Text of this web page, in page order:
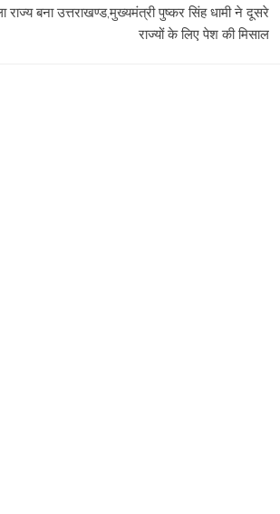
राज्य बना उत्तराखण्ड,मुख्यमंत्री पुष्कर सिंह धामी ने दूसरे
राज्यों के लिए पेश की मिसाल